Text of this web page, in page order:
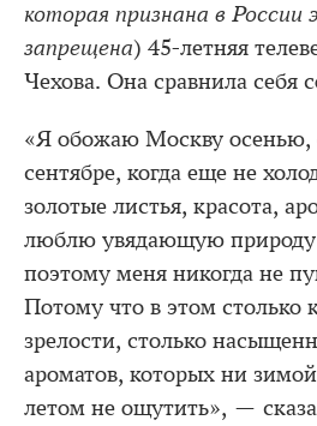
которая признана в России
запрещена) 45-летняя
Чехова. Она сравнила себя
«Я обожаю Москву осенью,
сентябре, когда еще не
золотые листья, красота,
люблю увядающую
поэтому меня никогда не
Потому что в этом столько
зрелости, столько
ароматов, которых ни
летом не ощутить», —